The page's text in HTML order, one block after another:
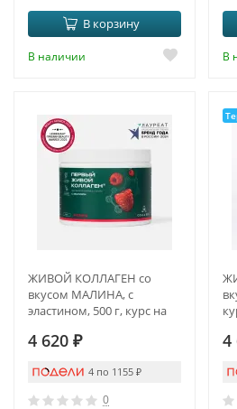
В корзину
В наличии В
ЖИВОЙ КОЛЛАГЕН со
вкусом МАЛИНА, с
эластином, 500 г, курс на
4 620 ₽
4 по 1155 ₽
0
4